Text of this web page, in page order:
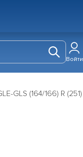
Войти
GLS (164/166) R (251)